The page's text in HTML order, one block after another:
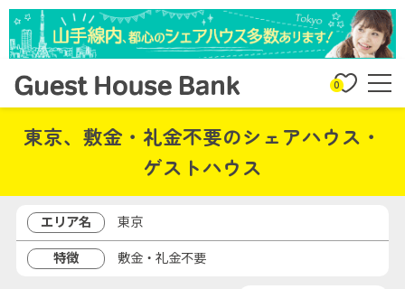
0
東京、敷金・礼金不要のシェアハウス・
ゲストハウス
エリア名
東京
特徴
敷金・礼金不要